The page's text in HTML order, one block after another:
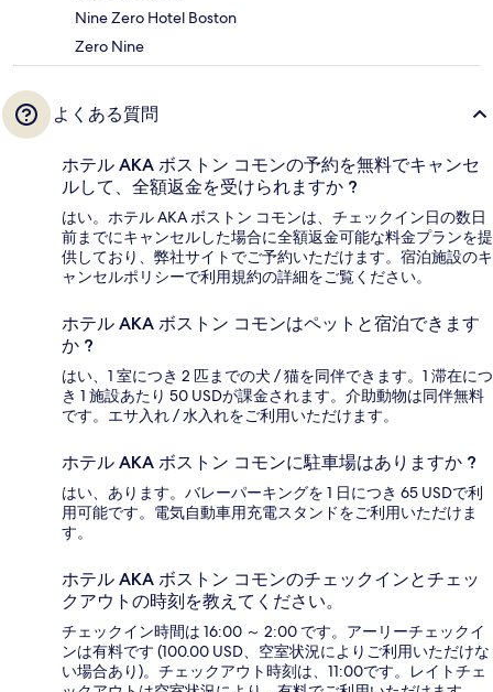
Nine Zero Hotel Boston
Zero Nine
よくある質問
ホテル AKA ボストン コモンの予約を無料でキャンセ
ルして、全額返金を受けられますか ?
はい。ホテル AKA ボストン コモンは、チェックイン日の数日
前までにキャンセルした場合に全額返金可能な料金プランを提
供しており、弊社サイトでご予約いただけます。宿泊施設のキ
ャンセルポリシーで利用規約の詳細をご覧ください。
ホテル AKA ボストン コモンはペットと宿泊できます
か ?
はい、1 室につき 2 匹までの犬 / 猫を同伴できます。1 滞在につ
き 1 施設あたり 50 USDが課金されます。介助動物は同伴無料
です。エサ入れ / 水入れをご利用いただけます。
ホテル AKA ボストン コモンに駐車場はありますか ?
はい、あります。バレーパーキングを 1 日につき 65 USDで利
用可能です。電気自動車用充電スタンドをご利用いただけま
す。
ホテル AKA ボストン コモンのチェックインとチェッ
クアウトの時刻を教えてください。
チェックイン時間は 16:00 ～ 2:00 です。アーリーチェックイ
ンは有料です (100.00 USD、空室状況によりご利用いただけな
い場合あり)。チェックアウト時刻は、11:00です。レイトチェ